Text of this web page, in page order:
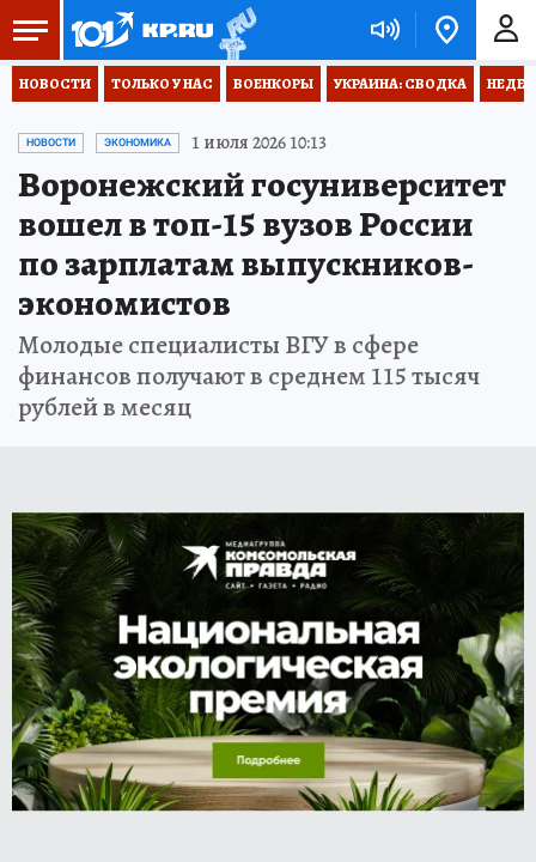
НОВОСТИ ТОЛЬКО У НАС ВОЕНКОРЫ УКРАИНА: СВОДКА
НОВОСТИ ЭКОНОМИКА 1 июля 2026 10:13
Воронежский госуниверситет
вошел в топ-15 вузов России
по зарплатам выпускников-
экономистов
Молодые специалисты ВГУ в сфере
финансов получают в среднем 115 тысяч
рублей в месяц